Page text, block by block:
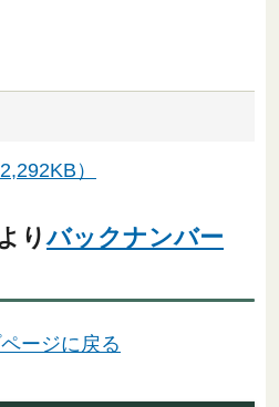
）
りバックナンバー
ページに戻る